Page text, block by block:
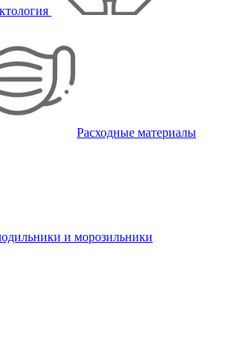
Расходные материалы
и морозильники